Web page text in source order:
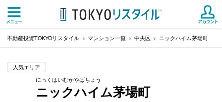
不動産投資TOKYOリスタイル マンション一覧 中央区 ニックハイム茅場町
人気エリア
にっくはいむかやばちょう
ニックハイム茅場町